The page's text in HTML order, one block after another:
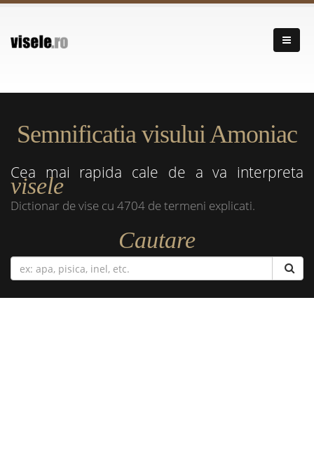
Semnificatia visului Amoniac
Cea mai rapida cale de a va interpreta
visele
Dictionar de vise cu 4704 de termeni explicati.
Cautare